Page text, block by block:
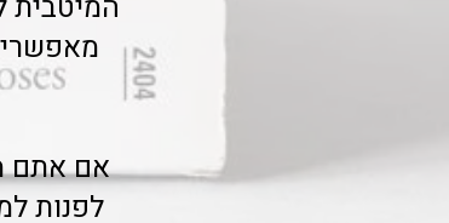
אם אתם
לפנות